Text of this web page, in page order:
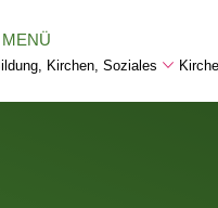
MENÜ
Kirchen, Soziales